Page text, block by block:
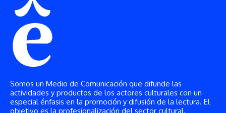
Somos un Medio de Comunicación que difunde las
actividades y productos de los actores culturales con un
especial énfasis en la promoción y difusión de la lectura. El
objetivo es la profesionalización del sector cultural.